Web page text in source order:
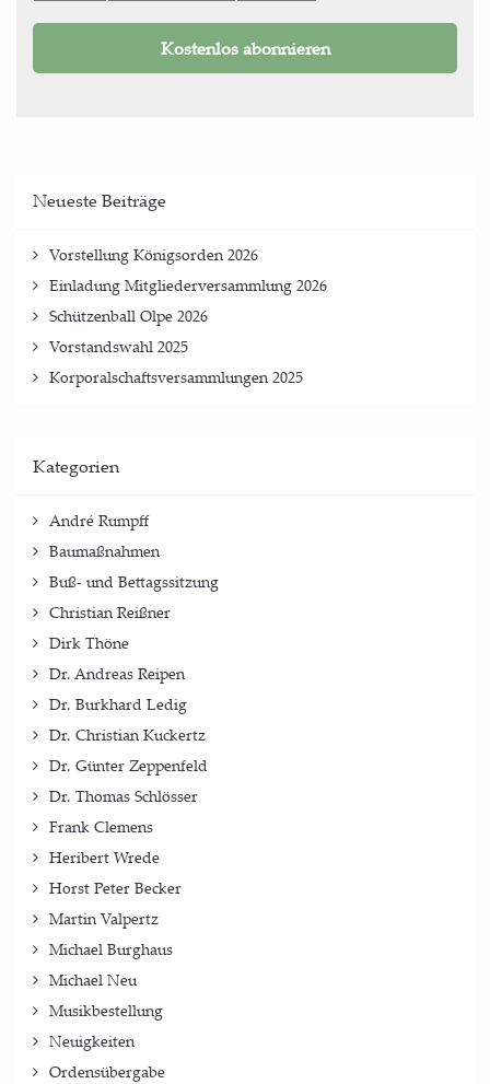
Neu­es­te Beiträge
Vor­stel­lung König­sor­den 2026
Ein­la­dung Mit­glie­der­ver­samm­lung 2026
Schüt­zen­ball Olpe 2026
Vor­stands­wahl 2025
Kor­po­ral­schafts­ver­samm­lun­gen 2025
Kate­go­rien
André Rumpff
Baumaßnahmen
Buß- und Bettagssitzung
Christian Reißner
Dirk Thöne
Dr. Andreas Reipen
Dr. Burkhard Ledig
Dr. Christian Kuckertz
Dr. Günter Zeppenfeld
Dr. Thomas Schlösser
Frank Clemens
Heribert Wrede
Horst Peter Becker
Martin Valpertz
Michael Burghaus
Michael Neu
Musikbestellung
Neuigkeiten
Ordensübergabe